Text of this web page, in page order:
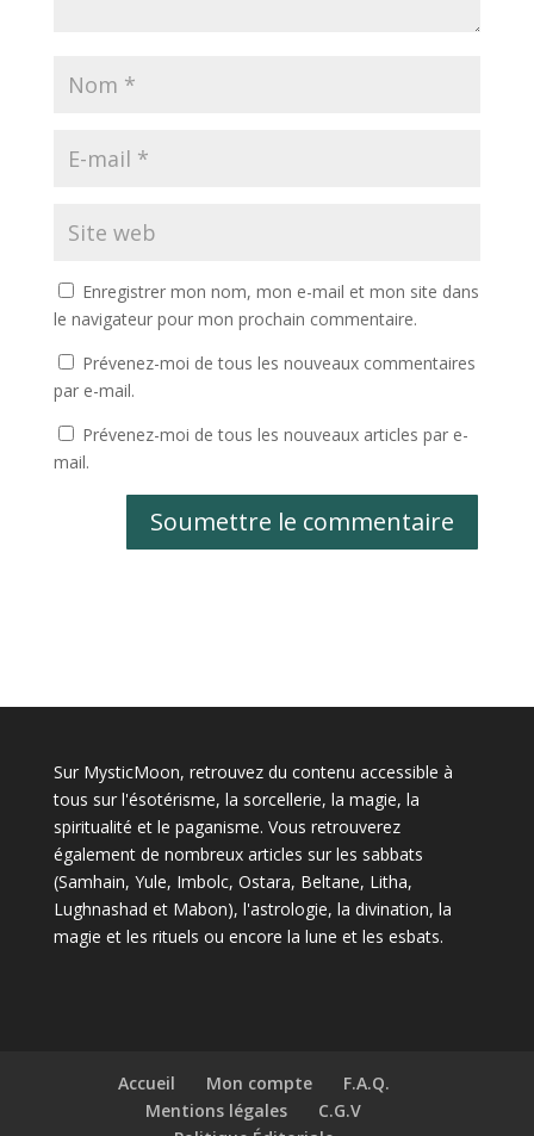
Enregistrer mon nom, mon e-mail et mon site dans
le navigateur pour mon prochain commentaire.
Prévenez-moi de tous les nouveaux commentaires
par e-mail.
Prévenez-moi de tous les nouveaux articles par e-
mail.
Soumettre le commentaire
Sur MysticMoon, retrouvez du contenu accessible à
tous sur l'ésotérisme, la sorcellerie, la magie, la
spiritualité et le paganisme. Vous retrouverez
également de nombreux articles sur les sabbats
(Samhain, Yule, Imbolc, Ostara, Beltane, Litha,
Lughnashad et Mabon), l'astrologie, la divination, la
magie et les rituels ou encore la lune et les esbats.
Accueil Mon compte
F.A.Q.
Mentions légales
C.G.V